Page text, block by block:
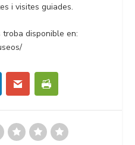
i visites guiades.
disponible en: